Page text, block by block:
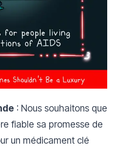
: Nous souhaitons que
fiable sa promesse de
un médicament clé